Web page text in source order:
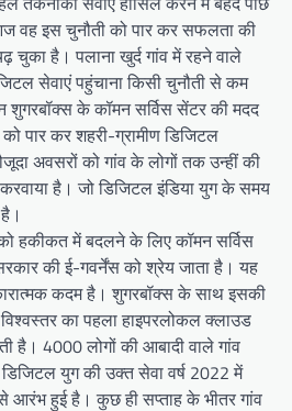
वह इस चुनौती को पार कर सफलता की
चुका है। पलाना खुर्द गांव में रहने वाले
सेवाएं पहुंचाना किसी चुनौती से कम
शुगरबॉक्स के कॉमन सर्विस सेंटर की मदद
पार कर शहरी-ग्रामीण डिजिटल
अवसरों को गांव के लोगों तक उन्हीं की
करवाया है। जो डिजिटल इंडिया युग के समय
हकीकत में बदलने के लिए कॉमन सर्विस
की ई-गवर्नेंस को श्रेय जाता है। यह
कदम है। शुगरबॉक्स के साथ इसकी
का पहला हाइपरलोकल क्लाउड
है। 4000 लोगों की आबादी वाले गांव
डिजिटल युग की उक्त सेवा वर्ष 2022 में
आरंभ हुई है। कुछ ही सप्ताह के भीतर गांव